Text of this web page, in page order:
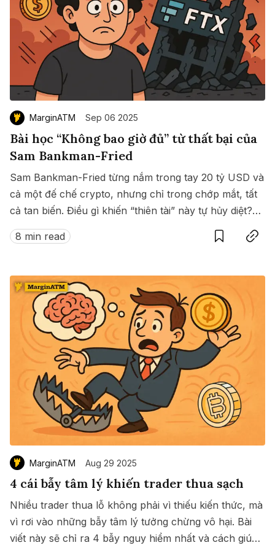
MarginATM Sep 06 2025
Bài học “Không bao giờ đủ” từ thất bại của
Sam Bankman-Fried
Sam Bankman-Fried từng nắm trong tay 20 tỷ USD và
cả một đế chế crypto, nhưng chỉ trong chớp mắt, tất
cả tan biến. Điều gì khiến “thiên tài” này tự hủy diệt?
Bài học nào ẩn sau cú sụp đổ lịch sử ấy?
8 min read
Save Copy link
MarginATM Aug 29 2025
4 cái bẫy tâm lý khiến trader thua sạch
Nhiều trader thua lỗ không phải vì thiếu kiến thức, mà
vì rơi vào những bẫy tâm lý tưởng chừng vô hại. Bài
viết này sẽ chỉ ra 4 bẫy nguy hiểm nhất và cách giúp
SaveCopy link